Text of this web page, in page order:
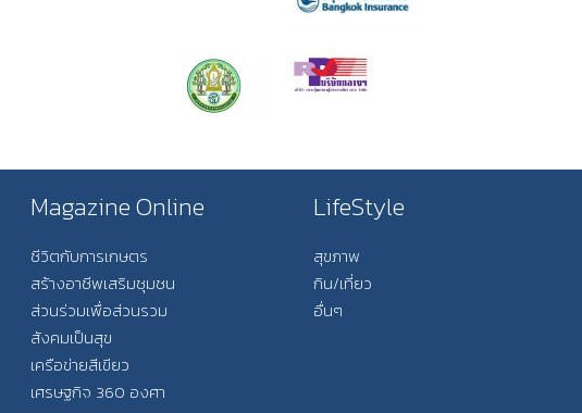
Magazine Online
ชีวิตกับการเกษตร
สร้างอาชีพเสริมชุมชน
ส่วนร่วมเพื่อส่วนรวม
สังคมเป็นสุข
เครือข่ายสีเขียว
เศรษฐกิจ 360 องศา
LifeStyle
สุขภาพ
กิน/เที่ยว
อื่นๆ